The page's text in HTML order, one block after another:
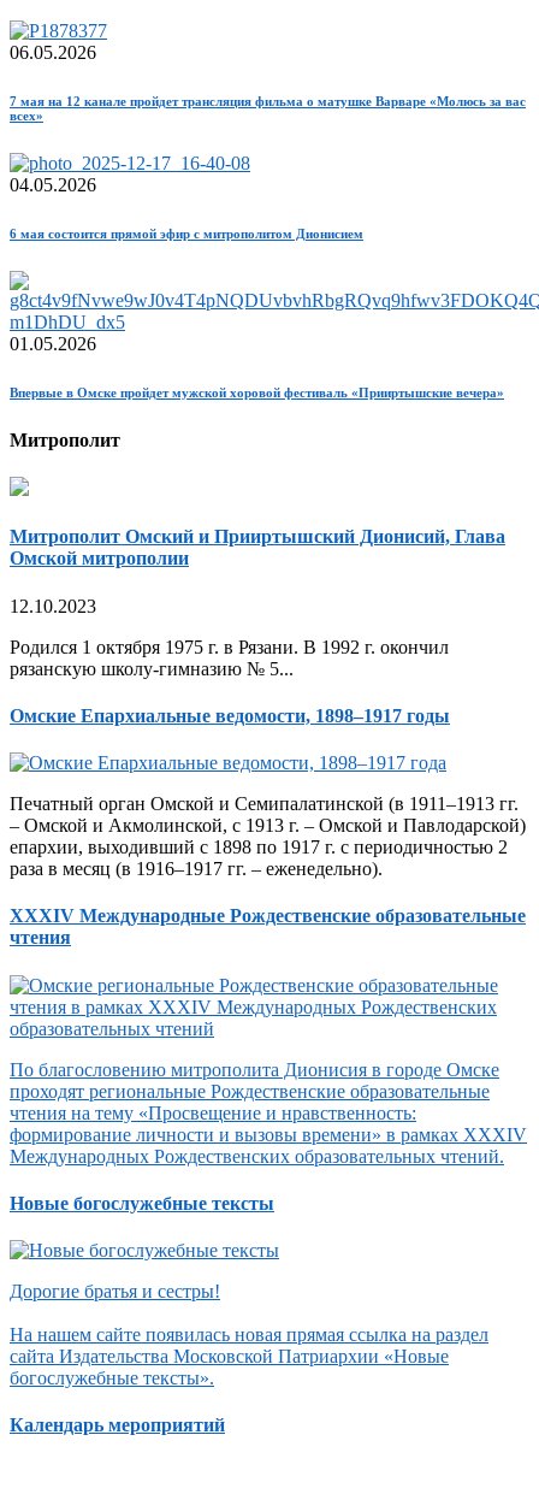
06.05.2026
7 мая на 12 канале пройдет трансляция фильма о матушке Варваре «Молюсь за вас
всех»
04.05.2026
6 мая состоится прямой эфир с митрополитом Дионисием
01.05.2026
Впервые в Омске пройдет мужской хоровой фестиваль «Прииртышские вечера»
Митрополит
Митрополит Омский и Прииртышский Дионисий, Глава
Омской митрополии
12.10.2023
Родился 1 октября 1975 г. в Рязани. В 1992 г. окончил
рязанскую школу-гимназию № 5...
Омские Епархиальные ведомости, 1898–1917 годы
Печатный орган Омской и Семипалатинской (в 1911–1913 гг.
– Омской и Акмолинской, с 1913 г. – Омской и Павлодарской)
епархии, выходивший с 1898 по 1917 г. с периодичностью 2
раза в месяц (в 1916–1917 гг. – еженедельно).
XXXIV Международные Рождественские образовательные
чтения
По благословению митрополита Дионисия в городе Омске
проходят региональные Рождественские образовательные
чтения на тему «Просвещение и нравственность:
формирование личности и вызовы времени» в рамках XXXIV
Международных Рождественских образовательных чтений.
Новые богослужебные тексты
Дорогие братья и сестры!
На нашем сайте появилась новая прямая ссылка на раздел
сайта Издательства Московской Патриархии «Новые
богослужебные тексты».
Календарь мероприятий